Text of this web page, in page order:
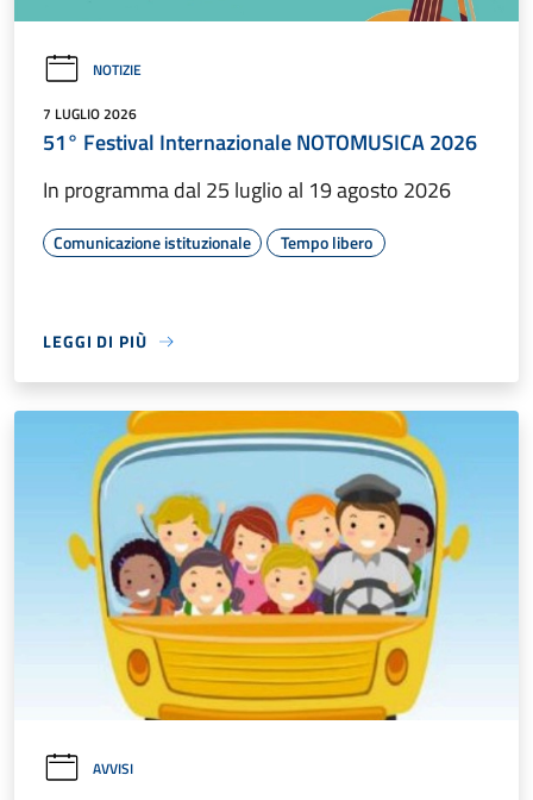
NOTIZIE
7 LUGLIO 2026
51° Festival Internazionale NOTOMUSICA 2026
In programma dal 25 luglio al 19 agosto 2026
Comunicazione istituzionale Tempo libero
LEGGI DI PIÙ
AVVISI